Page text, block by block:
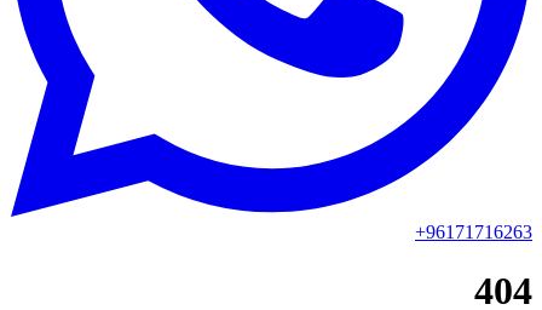
+96171716263
404